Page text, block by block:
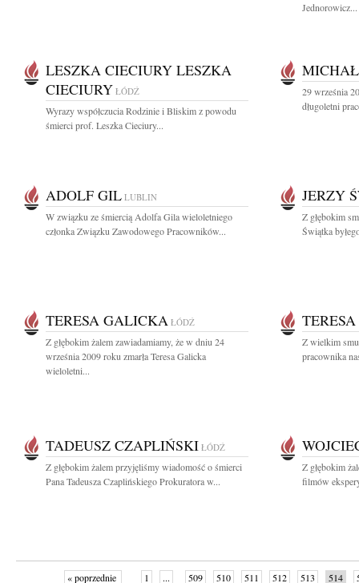
Jednorowicz...
LESZKA CIECIURY LESZKA
CIECIURY ŁÓDŹ
Wyrazy współczucia Rodzinie i Bliskim z powodu
śmierci prof. Leszka Cieciury...
29 września
długoletni
ADOLF GIL LUBLIN
W związku ze śmiercią Adolfa Gila wieloletniego
członka Związku Zawodowego Pracowników...
JERZY
Z głębokim
Świątka
TERESA GALICKA ŁÓDŹ
Z głębokim żalem zawiadamiamy, że w dniu 24
września 2009 roku zmarła Teresa Galicka
wieloletni...
Z wielkim
pracownika
TADEUSZ CZAPLIŃSKI ŁÓDŹ
Z głębokim żalem przyjęliśmy wiadomość o śmierci
Pana Tadeusza Czaplińskiego Prokuratora w...
Z głębokim
filmów
« poprzednie 1 ... 509 510 511 512 513 514